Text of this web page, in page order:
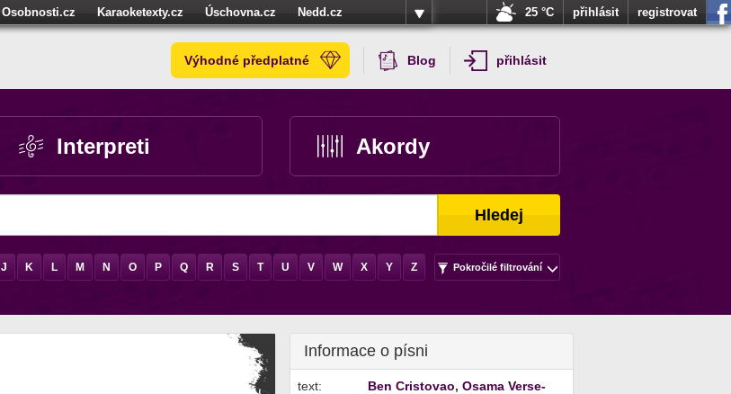
Osobnosti.cz Karaoketexty.cz Úschovna.cz
Nedd.cz
25 °C přihlásit registrovat
Výhodné předplatné Blog přihlásit
Interpreti Akordy
Hledej
J K L M N O P Q R S T U V W X Y Z Pokročilé filtrování
Informace o písni
text: Ben Cristovao, Osama Verse-